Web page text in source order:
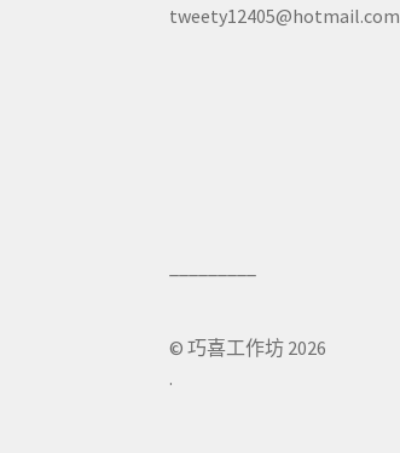
tweety12405@hotmail.com
© 巧喜工作坊 2026
.